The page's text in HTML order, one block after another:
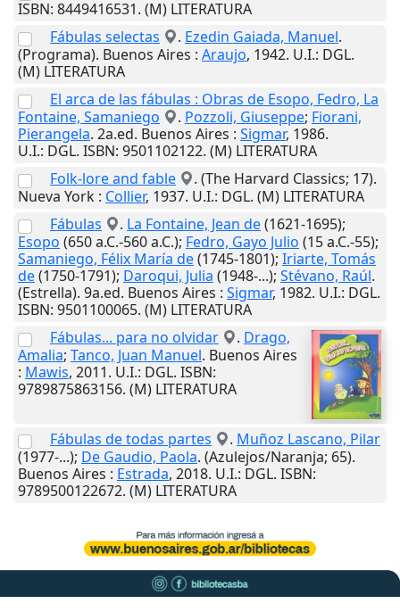
ISBN: 8449416531. (M) LITERATURA
Fábulas selectas
. Ezedin Gaiada, Manuel.
(Programa). Buenos Aires : Araujo, 1942. U.I.: DGL.
(M) LITERATURA
El arca de las fábulas : Obras de Esopo, Fedro, La
Fontaine, Samaniego
. Pozzoli, Giuseppe; Fiorani,
Pierangela. 2a.ed. Buenos Aires : Sigmar, 1986.
U.I.: DGL. ISBN: 9501102122. (M) LITERATURA
Folk-lore and fable
. (The Harvard Classics; 17).
Nueva York : Collier, 1937. U.I.: DGL. (M) LITERATURA
Fábulas
. La Fontaine, Jean de(1621-1695);
Esopo (650 a.C.-560 a.C.); Fedro, Gayo Julio (15 a.C.-55);
Samaniego, Félix María de(1745-1801); Iriarte, Tomás
de(1750-1791); Daroqui, Julia (1948-...); Stévano, Raúl.
(Estrella). 9a.ed. Buenos Aires : Sigmar, 1982. U.I.: DGL.
ISBN: 9501100065. (M) LITERATURA
Fábulas... para no olvidar
. Drago,
Amalia; Tanco, Juan Manuel. Buenos Aires
: Mawis, 2011. U.I.: DGL. ISBN:
9789875863156. (M) LITERATURA
Fábulas de todas partes . Muñoz Lascano, Pilar
(1977-...); De Gaudio, Paola. (Azulejos/Naranja; 65).
Buenos Aires : Estrada, 2018. U.I.: DGL. ISBN:
9789500122672. (M) LITERATURA